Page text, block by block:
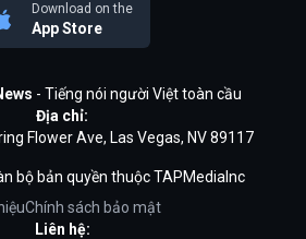
Download on the
App Store
- Tiếng nói người Việt toàn cầu
Địa chỉ:
Flower Ave, Las Vegas, NV 89117
bộ bản quyền thuộc TAPMediaInc
Chính sách bảo mật
Liên hệ: